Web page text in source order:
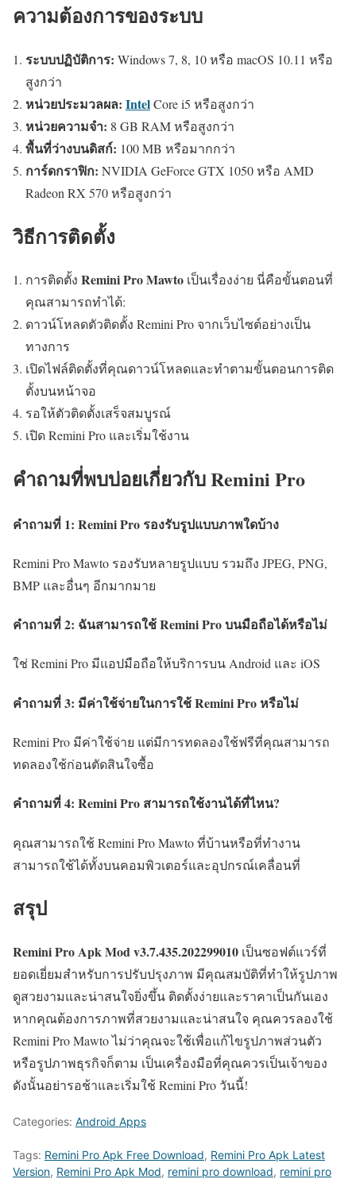
ความต้องการของระบบ
ระบบปฏิบัติการ: Windows 7, 8, 10 หรือ macOS 10.11 หรือ
สูงกว่า
หน่วยประมวลผล: IntelCore i5 หรือสูงกว่า
หน่วยความจำ: 8 GB RAM หรือสูงกว่า
พื้นที่ว่างบนดิสก์: 100 MB หรือมากกว่า
การ์ดกราฟิก: NVIDIA GeForce GTX 1050 หรือ AMD
Radeon RX 570 หรือสูงกว่า
วิธีการติดตั้ง
การติดตั้ง Remini Pro Mawto เป็นเรื่องง่าย นี่คือขั้นตอนที่
คุณสามารถทำได้:
ดาวน์โหลดตัวติดตั้ง Remini Pro จากเว็บไซต์อย่างเป็น
ทางการ
เปิดไฟล์ติดตั้งที่คุณดาวน์โหลดและทำตามขั้นตอนการติด
ตั้งบนหน้าจอ
รอให้ตัวติดตั้งเสร็จสมบูรณ์
เปิด Remini Pro และเริ่มใช้งาน
คำถามที่พบบ่อยเกี่ยวกับ Remini Pro
คำถามที่ 1: Remini Pro รองรับรูปแบบภาพใดบ้าง
Remini Pro Mawto รองรับหลายรูปแบบ รวมถึง JPEG, PNG,
BMP และอื่นๆ อีกมากมาย
คำถามที่ 2: ฉันสามารถใช้ Remini Pro บนมือถือได้หรือไม่
ใช่ Remini Pro มีแอปมือถือให้บริการบน Android และ iOS
คำถามที่ 3: มีค่าใช้จ่ายในการใช้ Remini Pro หรือไม่
Remini Pro มีค่าใช้จ่าย แต่มีการทดลองใช้ฟรีที่คุณสามารถ
ทดลองใช้ก่อนตัดสินใจซื้อ
คำถามที่ 4: Remini Pro สามารถใช้งานได้ที่ไหน?
คุณสามารถใช้ Remini Pro Mawto ที่บ้านหรือที่ทำงาน
สามารถใช้ได้ทั้งบนคอมพิวเตอร์และอุปกรณ์เคลื่อนที่
สรุป
Remini Pro Apk Modv3.7.435.202299010 เป็นซอฟต์แวร์ที่
ยอดเยี่ยมสำหรับการปรับปรุงภาพ มีคุณสมบัติที่ทำให้รูปภาพ
ดูสวยงามและน่าสนใจยิ่งขึ้น ติดตั้งง่ายและราคาเป็นกันเอง
หากคุณต้องการภาพที่สวยงามและน่าสนใจ คุณควรลองใช้
Remini Pro Mawto ไม่ว่าคุณจะใช้เพื่อแก้ไขรูปภาพส่วนตัว
หรือรูปภาพธุรกิจก็ตาม เป็นเครื่องมือที่คุณควรเป็นเจ้าของ
ดังนั้นอย่ารอช้าและเริ่มใช้ Remini Pro วันนี้!
Categories: Android Apps
Tags: Remini Pro Apk Free Download, Remini Pro Apk Latest
Version, Remini Pro Apk Mod, remini pro download, remini pro